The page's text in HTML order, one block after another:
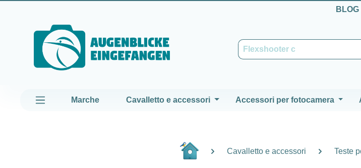
BLOG
Marche Cavalletto e accessori Accessori per fotocamera
Cavalletto e accessori Teste